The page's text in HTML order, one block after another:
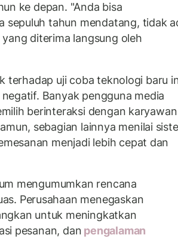
ke depan. "Anda bisa
sepuluh tahun mendatang, tidak
diterima langsung oleh
terhadap uji coba teknologi baru
Banyak pengguna media
berinteraksi dengan karyawan
sebagian lainnya menilai
menjadi lebih cepat dan
mengumumkan rencana
Perusahaan menegaskan
untuk meningkatkan
pesanan, dan pengalaman